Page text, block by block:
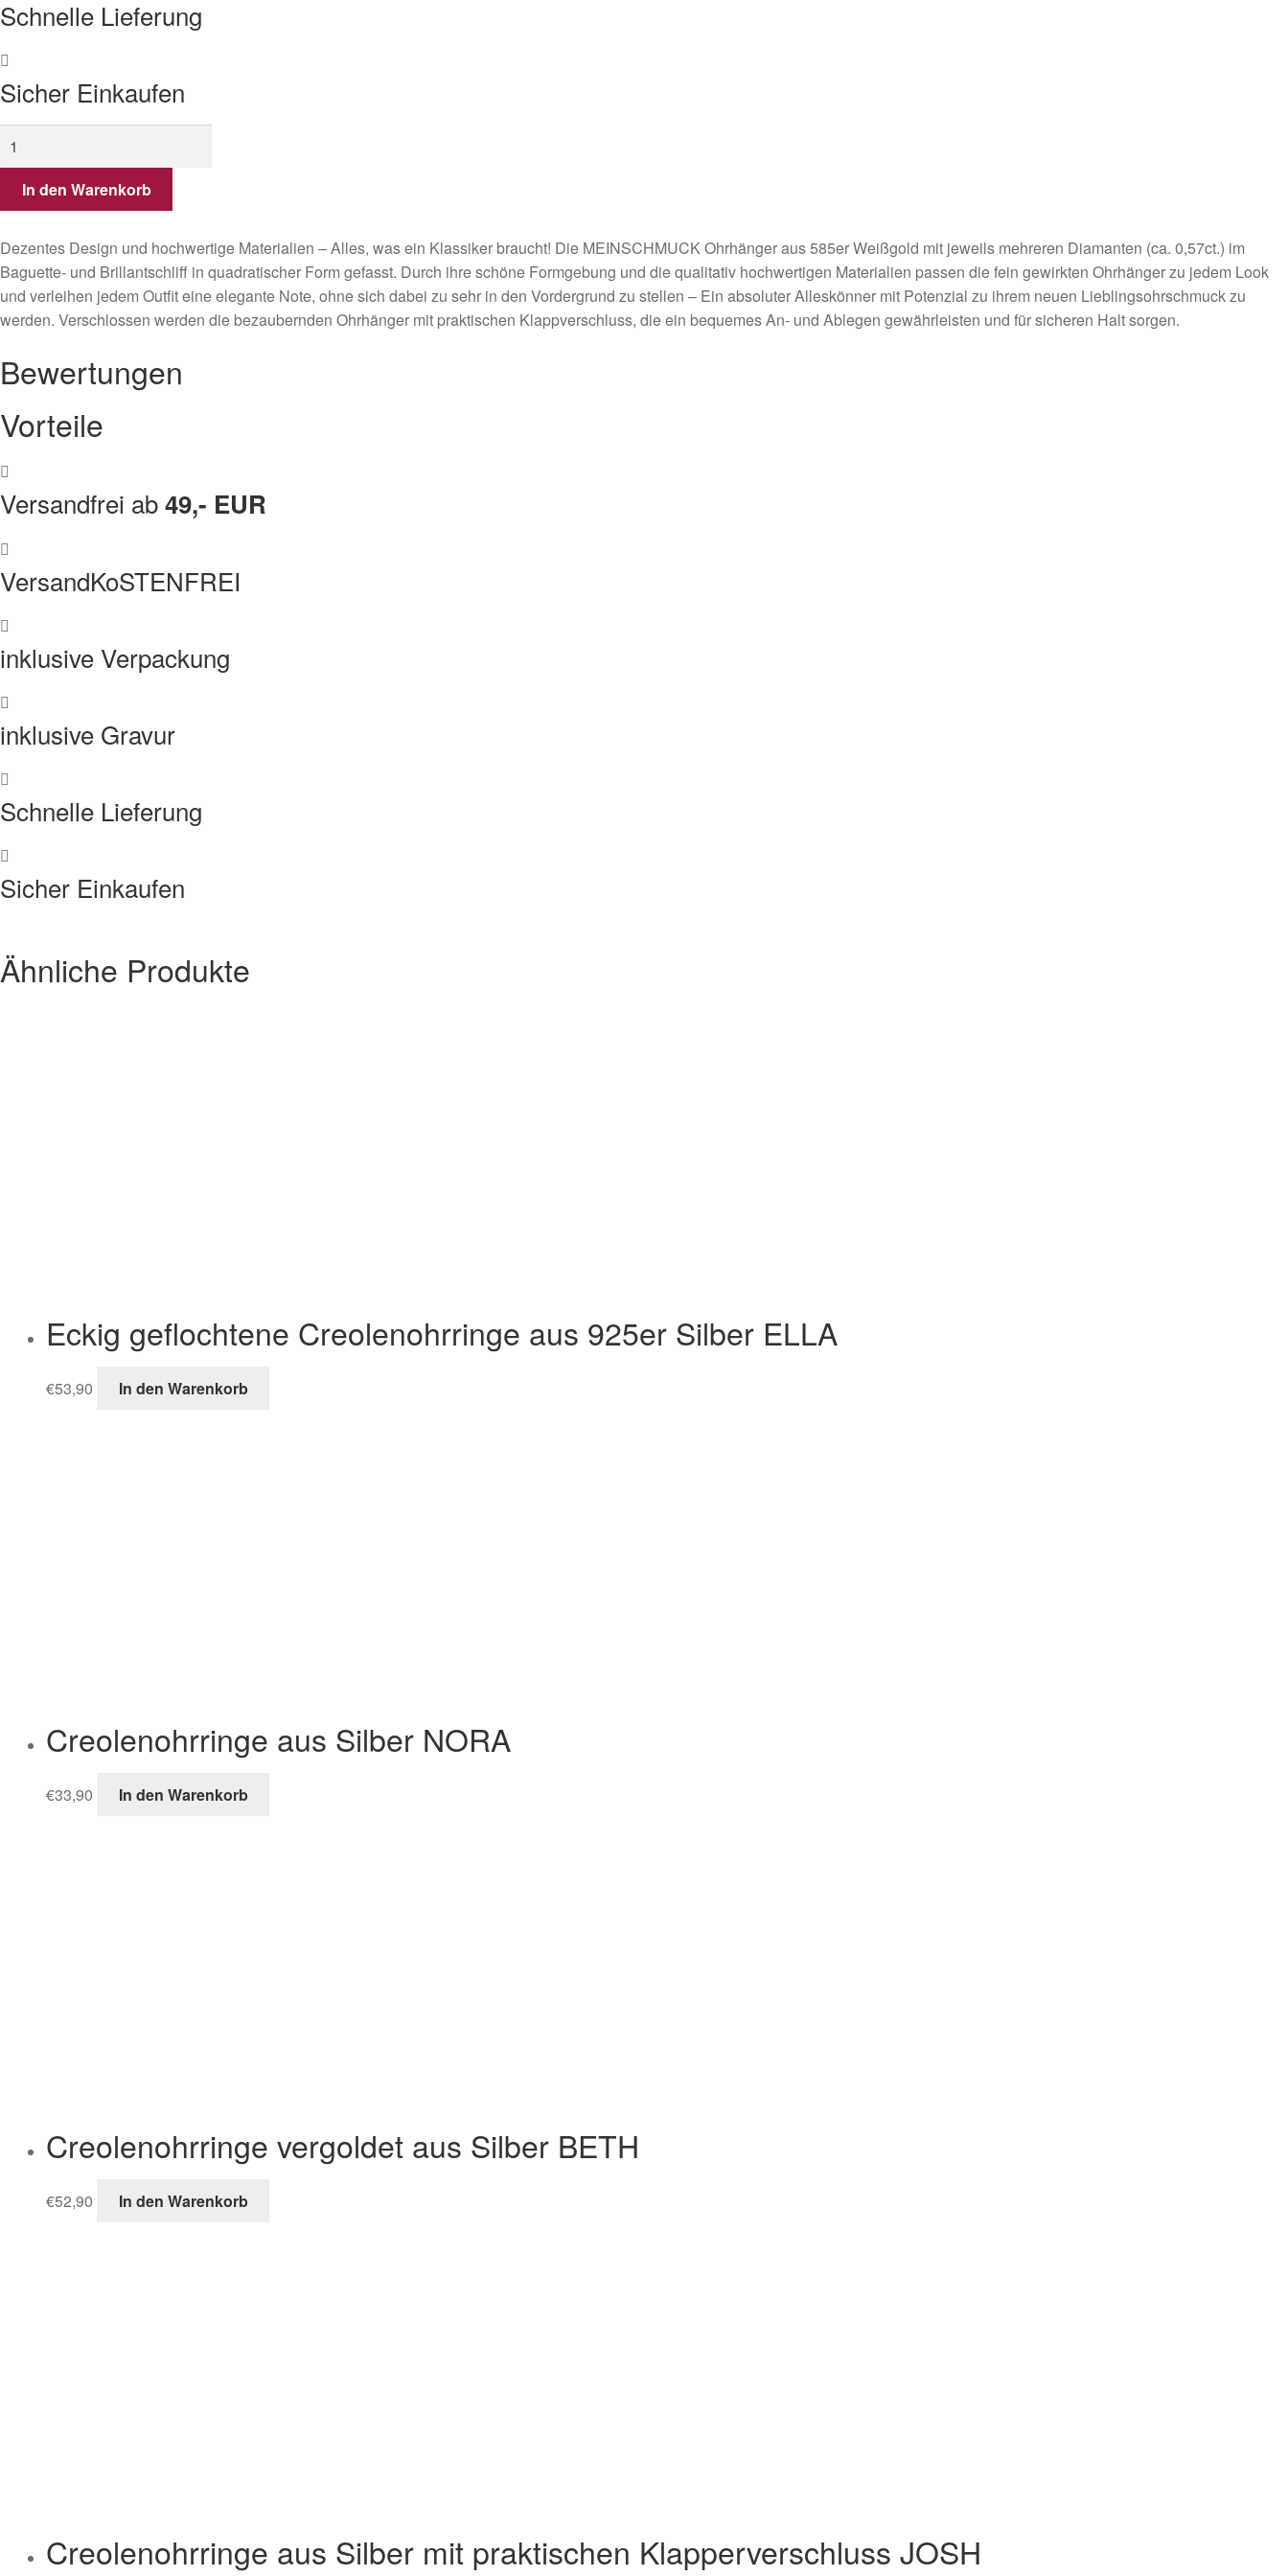
Schnelle Lieferung
Sicher Einkaufen
quadratische
Form
aus
mit
Diamanten
Menge
In den Warenkorb
Dezentes Design und hochwertige Materialien – Alles, was ein Klassiker braucht! Die MEINSCHMUCK Ohrhänger aus 585er Weißgold mit jeweils mehreren Diamanten (ca. 0,57ct.) im
Baguette- und Brillantschliff in quadratischer Form gefasst. Durch ihre schöne Formgebung und die qualitativ hochwertigen Materialien passen die fein gewirkten Ohrhänger zu jedem Look
und verleihen jedem Outfit eine elegante Note, ohne sich dabei zu sehr in den Vordergrund zu stellen – Ein absoluter Alleskönner mit Potenzial zu ihrem neuen Lieblingsohrschmuck zu
werden. Verschlossen werden die bezaubernden Ohrhänger mit praktischen Klappverschluss, die ein bequemes An- und Ablegen gewährleisten und für sicheren Halt sorgen.
Bewertungen
Vorteile
Versandfrei ab49,- EUR
VersandKoSTENFREI
inklusive Verpackung
inklusive Gravur
Schnelle Lieferung
Sicher Einkaufen
Ähnliche Produkte
Eckig geflochtene Creolenohrringe aus 925er Silber ELLA
€53,90 In den Warenkorb
Creolenohrringe aus Silber NORA
€33,90 In den Warenkorb
Creolenohrringe vergoldet aus Silber BETH
€52,90 In den Warenkorb
Creolenohrringe aus Silber mit praktischen Klapperverschluss JOSH